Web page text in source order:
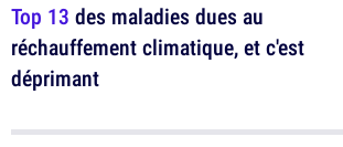
Top 13 des maladies dues au
réchauffement climatique, et c'est
déprimant